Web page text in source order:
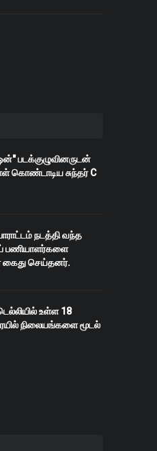
படக்குழுவினருடன்
கொண்டாடிய சுந்தர் C
நடத்தி வந்த
பணியாளர்களை
கைது செய்தனர்.
உள்ள 18
நிலையங்களை மூடல்